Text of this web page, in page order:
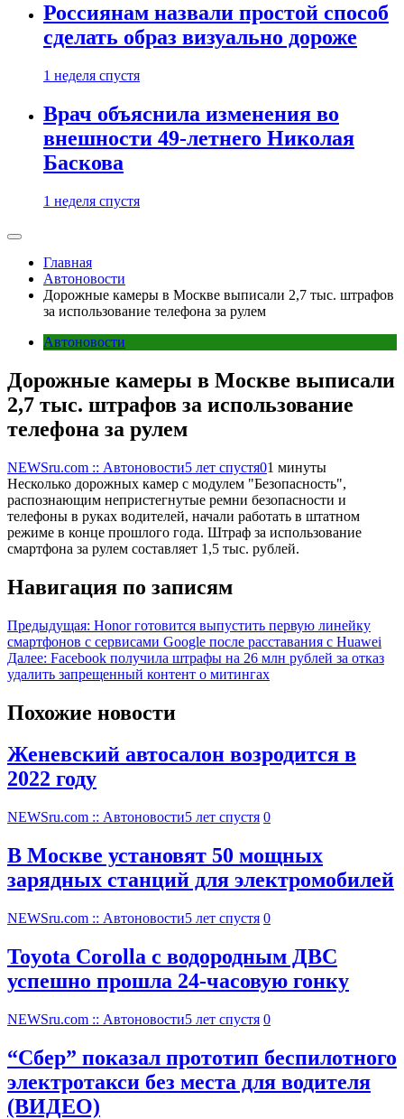
Россиянам назвали простой способ
сделать образ визуально дороже
1 неделя спустя
Врач объяснила изменения во
внешности 49-летнего Николая
Баскова
1 неделя спустя
Главная
Автоновости
Дорожные камеры в Москве выписали 2,7 тыс. штрафов
за использование телефона за рулем
Автоновости
Дорожные камеры в Москве выписали
2,7 тыс. штрафов за использование
телефона за рулем
NEWSru.com :: Автоновости5 лет спустя01 минуты
Несколько дорожных камер с модулем "Безопасность",
распознающим непристегнутые ремни безопасности и
телефоны в руках водителей, начали работать в штатном
режиме в конце прошлого года. Штраф за использование
смартфона за рулем составляет 1,5 тыс. рублей.
Навигация по записям
Предыдущая: Honor готовится выпустить первую линейку
смартфонов с сервисами Google после расставания с Huawei
Далее: Facebook получила штрафы на 26 млн рублей за отказ
удалить запрещенный контент о митингах
Похожие новости
Женевский автосалон возродится в
2022 году
NEWSru.com :: Автоновости5 лет спустя 0
В Москве установят 50 мощных
зарядных станций для электромобилей
NEWSru.com :: Автоновости5 лет спустя 0
Toyota Corolla с водородным ДВС
успешно прошла 24-часовую гонку
NEWSru.com :: Автоновости5 лет спустя 0
“Сбер” показал прототип беспилотного
электротакси без места для водителя
(ВИДЕО)